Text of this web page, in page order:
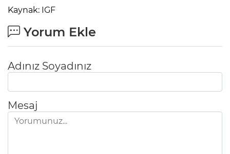
Kaynak: IGF
Yorum Ekle
Adınız Soyadınız
Mesaj